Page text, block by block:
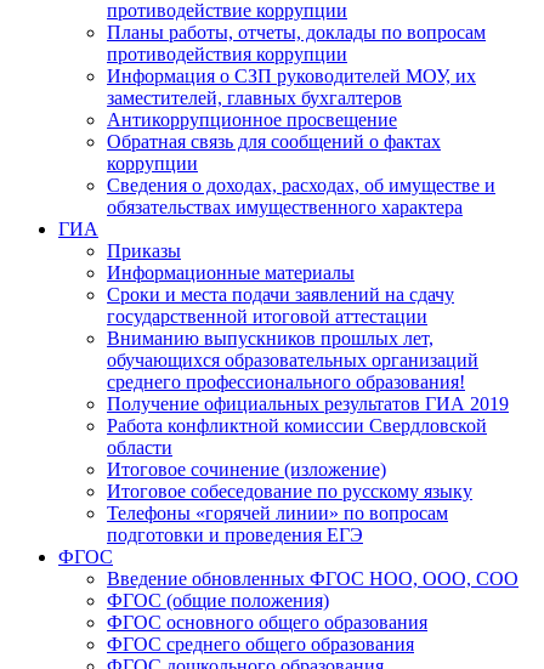
противодействие коррупции
Планы работы, отчеты, доклады по вопросам
противодействия коррупции
Информация о СЗП руководителей МОУ, их
заместителей, главных бухгалтеров
Антикоррупционное просвещение
Обратная связь для сообщений о фактах
коррупции
Сведения о доходах, расходах, об имуществе и
обязательствах имущественного характера
ГИА
Приказы
Информационные материалы
Сроки и места подачи заявлений на сдачу
государственной итоговой аттестации
Вниманию выпускников прошлых лет,
обучающихся образовательных организаций
среднего профессионального образования!
Получение официальных результатов ГИА 2019
Работа конфликтной комиссии Свердловской
области
Итоговое сочинение (изложение)
Итоговое собеседование по русскому языку
Телефоны «горячей линии» по вопросам
подготовки и проведения ЕГЭ
ФГОС
Введение обновленных ФГОС НОО, ООО, СОО
ФГОС (общие положения)
ФГОС основного общего образования
ФГОС среднего общего образования